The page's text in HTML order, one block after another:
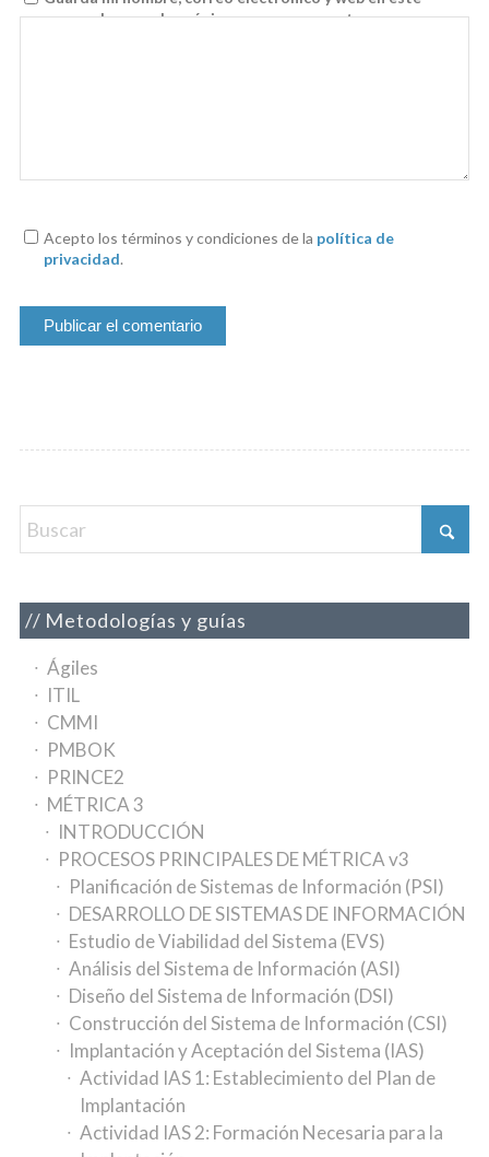
navegador para la próxima vez que comente.
Acepto los términos y condiciones de la política de
privacidad.
Metodologías y guías
Ágiles
ITIL
CMMI
PMBOK
PRINCE2
MÉTRICA 3
INTRODUCCIÓN
PROCESOS PRINCIPALES DE MÉTRICA v3
Planificación de Sistemas de Información (PSI)
DESARROLLO DE SISTEMAS DE INFORMACIÓN
Estudio de Viabilidad del Sistema (EVS)
Análisis del Sistema de Información (ASI)
Diseño del Sistema de Información (DSI)
Construcción del Sistema de Información (CSI)
Implantación y Aceptación del Sistema (IAS)
Actividad IAS 1: Establecimiento del Plan de
Implantación
Actividad IAS 2: Formación Necesaria para la